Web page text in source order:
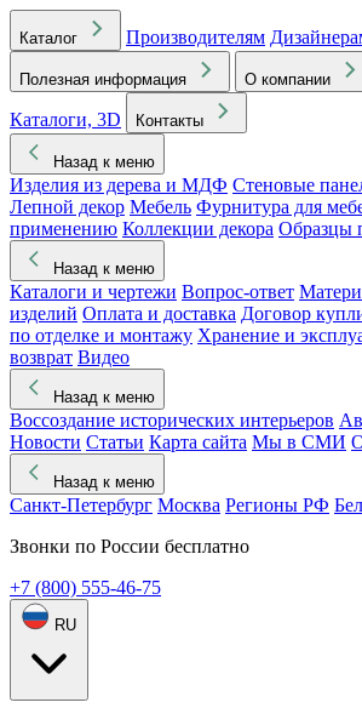
Каталог Производителям
Полезная информация О компании
Каталоги, 3D
Контакты
Назад к меню
Изделия из дерева и МДФ Стеновые
Лепной декор Мебель Фурнитура для
применению Коллекции декора Образцы
Назад к меню
Каталоги и чертежи Вопрос-ответ
изделий Оплата и доставка Договор
по отделке и монтажу Хранение и
возврат Видео
Назад к меню
Воссоздание исторических интерьеров
Новости Статьи Карта сайта Мы в СМИ
Назад к меню
Санкт-Петербург Москва Регионы РФ
Звонки по России бесплатно
+7 (800) 555-46-75
RU